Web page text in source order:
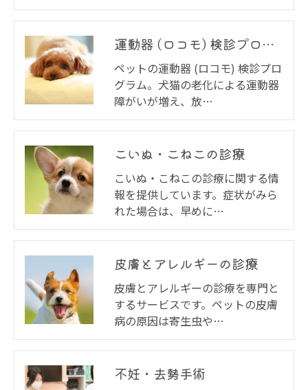
運動器 (ロコモ) 検診プログラム
ペットの運動器 (ロコモ) 検診プロ
グラム。犬猫の老化による運動器
障がいが増え、放…
こいぬ・こねこの診療
こいぬ・こねこの診療に関する情
報を提供しています。症状がみら
れた場合は、早めに…
皮膚とアレルギーの診療
皮膚とアレルギーの診療を専門と
するサービスです。ペットの皮膚
病の原因は寄生虫や…
不妊・去勢手術